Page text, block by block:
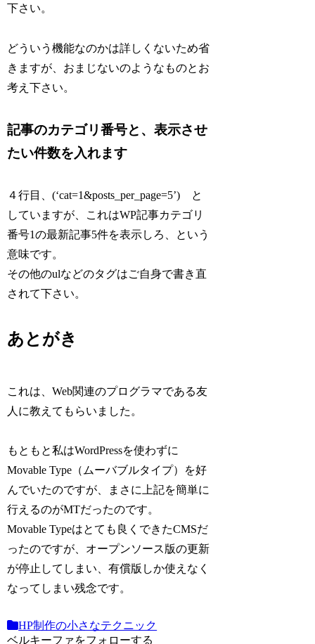
下さい。
どういう機能なのかは詳しくないため省
きますが、おまじないのようなものとお
考え下さい。
記事のカテゴリ番号と、表示させ
たい件数を入れます
４行目、(‘cat=1&posts_per_page=5’) と
していますが、これはWP記事カテゴリ
番号1の最新記事5件を表示しろ、という
意味です。
その他のulなどのタグはご自身で書き直
されて下さい。
あとがき
これは、Web関連のプログラマである友
人に教えてもらいました。
もともと私はWordPressを使わずに
Movable Type（ムーバブルタイプ）を好
んでいたのですが、まさに上記を簡単に
行えるのがMTだったのです。
Movable Typeはとても良くできたCMSだ
ったのですが、オープンソース版の更新
が停止してしまい、有償版しか使えなく
なってしまい残念です。
HP制作の小さなテクニック
ベルキーファをフォローする